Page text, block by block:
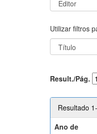
Utilizar filtros
Result./Pág.
Resultado
Ano de